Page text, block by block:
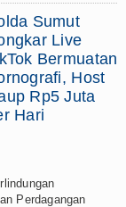
Sumut
Live
Bermuatan
Host
Rp5 Juta
Hari
Perdagangan